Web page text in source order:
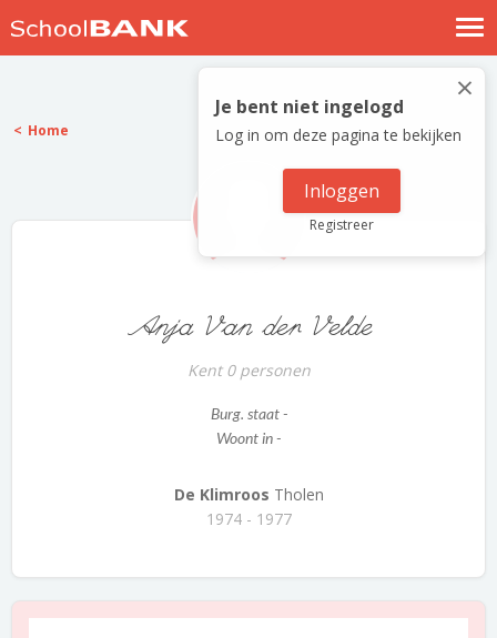
Nostalgische verhalen
Log in
Meld je gratis aan
×
Je bent niet ingelogd
Log in om deze pagina te bekijken
Inloggen
Registreer
Home
Anja Van der Velde
Kent 0 personen
Burg. staat -
Woont in -
De Klimroos Tholen
1974 - 1977